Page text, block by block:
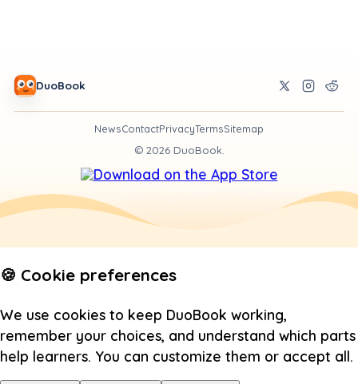
DuoBook
NewsContactPrivacyTermsSitemap
© 2026DuoBook.
🍪 Cookie preferences
We use cookies to keep DuoBook working,
remember your choices, and understand which parts
help learners. You can customize them or accept all.